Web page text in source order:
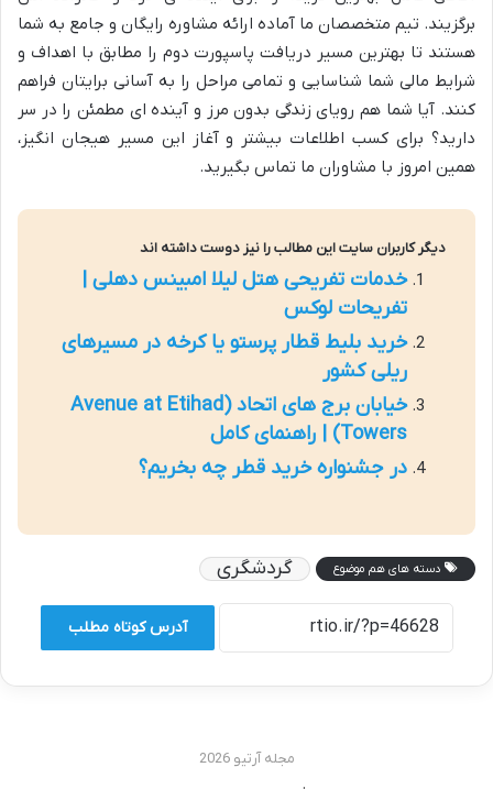
برگزیند. تیم متخصصان ما آماده ارائه مشاوره رایگان و جامع به شما
هستند تا بهترین مسیر دریافت پاسپورت دوم را مطابق با اهداف و
شرایط مالی شما شناسایی و تمامی مراحل را به آسانی برایتان فراهم
کنند. آیا شما هم رویای زندگی بدون مرز و آینده ای مطمئن را در سر
دارید؟ برای کسب اطلاعات بیشتر و آغاز این مسیر هیجان انگیز،
همین امروز با مشاوران ما تماس بگیرید.
دیگر کاربران سایت این مطالب را نیز دوست داشته اند
خدمات تفریحی هتل لیلا امبینس دهلی |
تفریحات لوکس
خرید بلیط قطار پرستو یا کرخه در مسیرهای
ریلی کشور
خیابان برج های اتحاد (Avenue at Etihad
Towers) | راهنمای کامل
در جشنواره خرید قطر چه بخریم؟
دسته های هم موضوع گردشگری
آدرس کوتاه مطلب
مجله آرتیو 2026